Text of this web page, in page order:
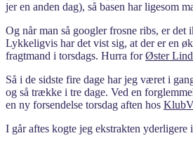
jer en anden dag), så basen har ligesom
Og når man så googler frosne ribs, er
Lykkeligvis har det vist sig, at der er en
fragtmand i torsdags. Hurra forØster
Så i de sidste fire dage har jeg været i
og så trække i tre dage. Ved en
en ny forsendelse torsdag aften hos
I går aftes kogte jeg ekstrakten